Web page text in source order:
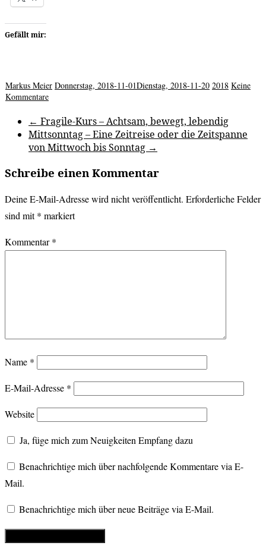
Gefällt mir:
Markus Meier Donnerstag, 2018-11-01Dienstag, 2018-11-20 2018 Keine
Kommentare
← Fragile-Kurs – Achtsam, bewegt, lebendig
Mittsonntag – Eine Zeitreise oder die Zeitspanne
von Mittwoch bis Sonntag →
Schreibe einen Kommentar
Deine E-Mail-Adresse wird nicht veröffentlicht. Erforderliche Felder
sind mit* markiert
Kommentar*
Name *
E-Mail-Adresse *
Website
Ja, füge mich zum Neuigkeiten Empfang dazu
Benachrichtige mich über nachfolgende Kommentare via E-
Mail.
Benachrichtige mich über neue Beiträge via E-Mail.